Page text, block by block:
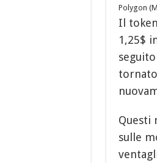
Polygon
Il
1,25$
Questi
sulle